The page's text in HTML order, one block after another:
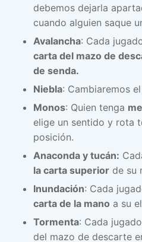
debemos dejarla
cuando alguien saque
Avalancha: Cada
carta del mazo de
de senda.
Niebla: Cambiaremos el
Monos: Quien tenga
elige un sentido y rota
posición.
Anaconda y tucán:
la carta superior de su
Inundación: Cada
carta de la mano a su
Tormenta: Cada
del mazo de descarte